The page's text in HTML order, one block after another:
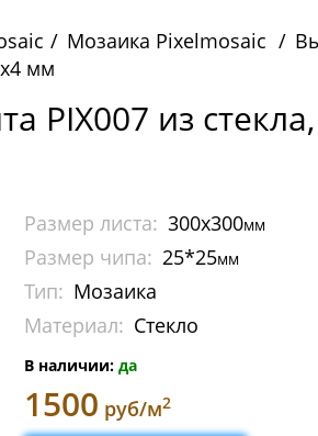
Мозаика Pixelmosaic
мм
PIX007 из
Размер листа: 300х300мм
Размер чипа: 25*25мм
Тип: Мозаика
Материал: Стекло
В наличии: да
1500 руб/м2